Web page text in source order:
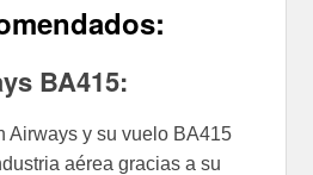
BA415:
Airways y su vuelo BA415
aérea gracias a su